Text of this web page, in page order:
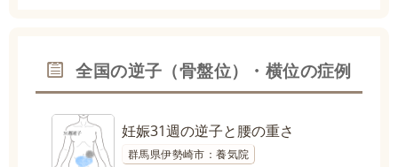
全国の逆子（骨盤位）・横位の症例
妊娠31週の逆子と腰の重さ
群馬県伊勢崎市：養気院